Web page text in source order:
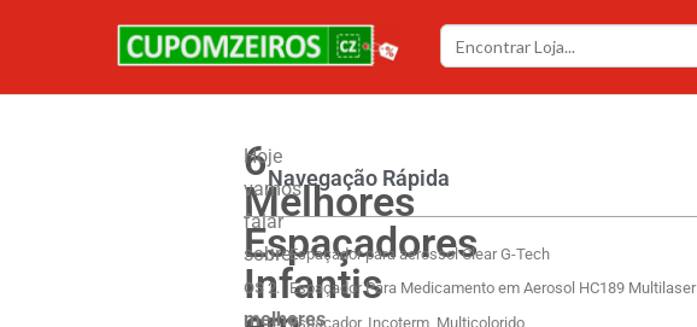
6
Melhores
Espaçadores
Infantis
Hoje
vamos
falar
sobre
os
melhores
Navegação Rápida
Espaçador para aerossol Clear G-Tech
Espaçador Para Medicamento em Aerosol HC189 Multilaser
Espaçador, Incoterm, Multicolorido